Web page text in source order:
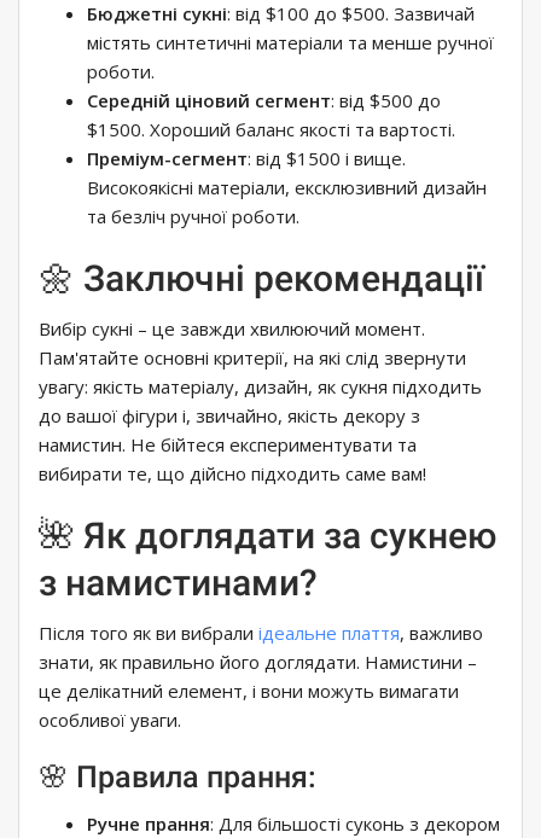
Бюджетні сукні: від $100 до $500. Зазвичай
містять синтетичні матеріали та менше ручної
роботи.
Середній ціновий сегмент: від $500 до
$1500. Хороший баланс якості та вартості.
Преміум-сегмент: від $1500 і вище.
Високоякісні матеріали, ексклюзивний дизайн
та безліч ручної роботи.
🌼 Заключні рекомендації
Вибір сукні – це завжди хвилюючий момент.
Пам'ятайте основні критерії, на які слід звернути
увагу: якість матеріалу, дизайн, як сукня підходить
до вашої фігури і, звичайно, якість декору з
намистин. Не бійтеся експериментувати та
вибирати те, що дійсно підходить саме вам!
🌺 Як доглядати за сукнею
з намистинами?
Після того як ви вибрали ідеальне плаття, важливо
знати, як правильно його доглядати. Намистини –
це делікатний елемент, і вони можуть вимагати
особливої ​​уваги.
🌸 Правила прання:
Ручне прання: Для більшості суконь з декором